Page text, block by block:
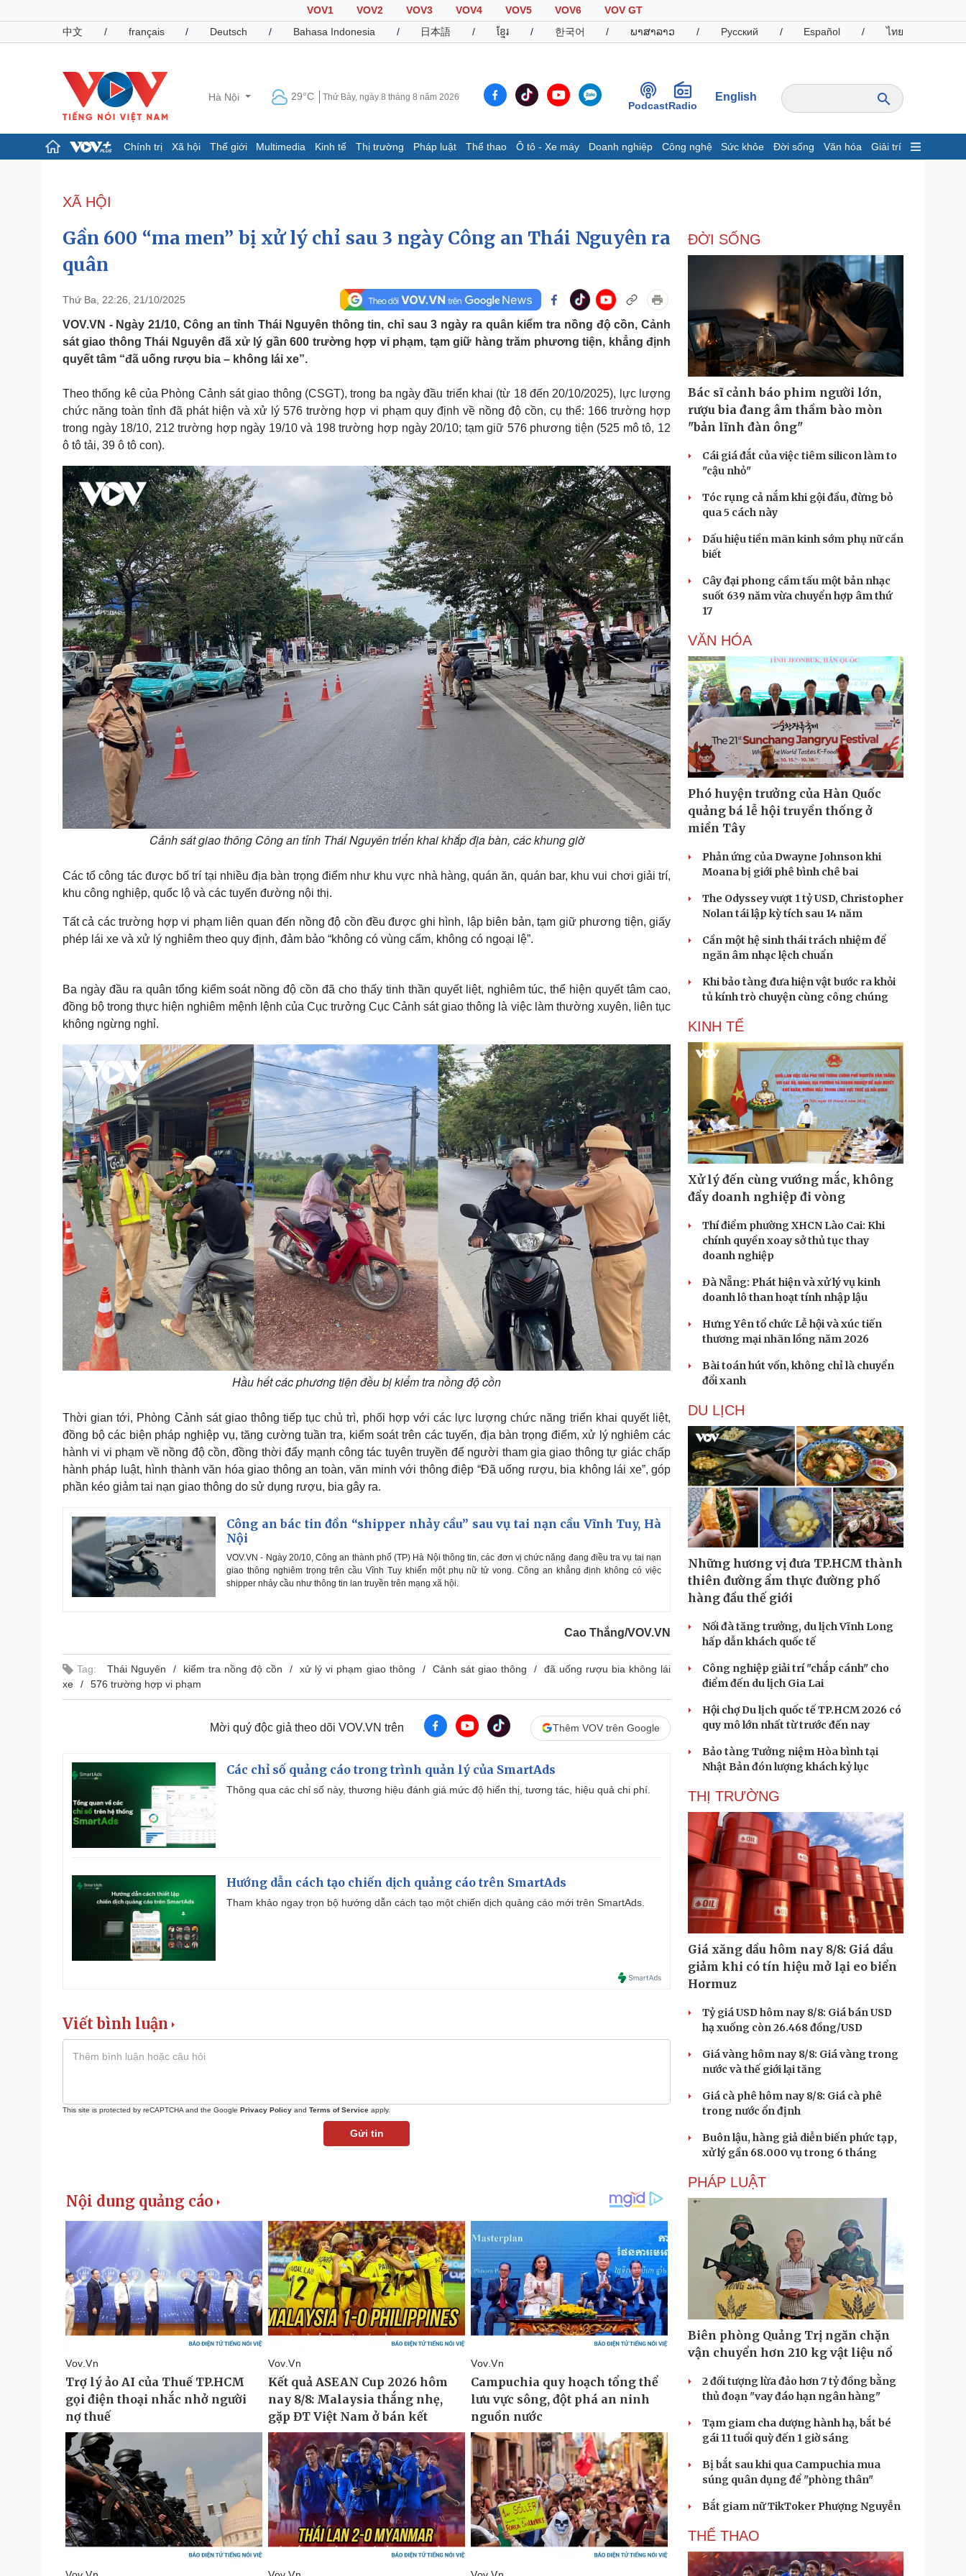
VOV1 VOV2 VOV3 VOV4 VOV5 VOV6
VOV GT
中文
/ français / Deutsch / Bahasa Indonesia / 日本語 / ខ្មែរ / 한국어 / ພາສາລາວ / Русский / Español / ไทย
Hà Nội 29°C Thứ Bảy, ngày 8 tháng 8 năm 2026
PodcastRadio
English
Chính trị Xã hội Thế giới Multimedia Kinh tế Thị trường Pháp luật Thể thao Ô tô - Xe máy Doanh nghiệp Công nghệ Sức khỏe Đời sống Văn hóa Giải trí
Đảng
Tổ chức nhân sự
Quốc hội
Nhận diện sự thật
Dấu ấn VOV
Infographic
Giá cà phê
Pháp luật
Tin nóng
Tư vấn luật
Việt Nam
Phân tích
Thể thao
Lịch thi đấu bóng đá
Thế giới thể thao
Ô tô - Xe máy
Xe máy
Tư vấn
Doanh nghiệp
Thông tin doanh nghiệp
Doanh nghiệp 24h
Doanh nhân
Vì cộng đồng
Công nghệ
Sành điệu
Tin Công nghệ
Trải nghiệm
Chuyển đổi số
Sức khỏe
Dinh dưỡng - món ngon
Cây thuốc
Sản phụ khoa
Nhi khoa
Nam khoa
Làm đẹp - giảm cân
Phòng mạch online
Ăn sạch sống khỏe
Đời sống
Nhà đẹp
Blog
Văn hóa
Sân khấu - Điện ảnh
Văn học
Di sản
Giải trí
Nghệ sĩ
Thời trang
Du lịch
Tư vấn
Săn Tour
Podcast
Đọc truyện đêm khuya
Cửa sổ tình yêu
Kể chuyện cho bé
Cải chính
XÃ HỘI
Gần 600 “ma men” bị xử lý chỉ sau 3 ngày Công an Thái Nguyên ra
quân
Thứ Ba, 22:26, 21/10/2025
VOV.VN - Ngày 21/10, Công an tỉnh Thái Nguyên thông tin, chỉ sau 3 ngày ra quân kiểm tra nồng độ cồn, Cảnh
sát giao thông Thái Nguyên đã xử lý gần 600 trường hợp vi phạm, tạm giữ hàng trăm phương tiện, khẳng định
quyết tâm “đã uống rượu bia – không lái xe”.
Theo thống kê của Phòng Cảnh sát giao thông (CSGT), trong ba ngày đầu triển khai (từ 18 đến 20/10/2025), lực lượng
chức năng toàn tỉnh đã phát hiện và xử lý 576 trường hợp vi phạm quy định về nồng độ cồn, cụ thể: 166 trường hợp
trong ngày 18/10, 212 trường hợp ngày 19/10 và 198 trường hợp ngày 20/10; tạm giữ 576 phương tiện (525 mô tô, 12
ô tô tải, 39 ô tô con).
Cảnh sát giao thông Công an tỉnh Thái Nguyên triển khai khắp địa bàn, các khung giờ
Các tổ công tác được bố trí tại nhiều địa bàn trọng điểm như khu vực nhà hàng, quán ăn, quán bar, khu vui chơi giải trí,
khu công nghiệp, quốc lộ và các tuyến đường nội thị.
Tất cả các trường hợp vi phạm liên quan đến nồng độ cồn đều được ghi hình, lập biên bản, tạm giữ phương tiện, giấy
phép lái xe và xử lý nghiêm theo quy định, đảm bảo “không có vùng cấm, không có ngoại lệ”.
Ba ngày đầu ra quân tổng kiểm soát nồng độ cồn đã cho thấy tinh thần quyết liệt, nghiêm túc, thể hiện quyết tâm cao,
đồng bộ trong thực hiện nghiêm mệnh lệnh của Cục trưởng Cục Cảnh sát giao thông là việc làm thường xuyên, liên tục
không ngừng nghỉ.
Hầu hết các phương tiện đều bị kiểm tra nồng độ cồn
Thời gian tới, Phòng Cảnh sát giao thông tiếp tục chủ trì, phối hợp với các lực lượng chức năng triển khai quyết liệt,
đồng bộ các biện pháp nghiệp vụ, tăng cường tuần tra, kiểm soát trên các tuyến, địa bàn trọng điểm, xử lý nghiêm các
hành vi vi phạm về nồng độ cồn, đồng thời đẩy mạnh công tác tuyên truyền để người tham gia giao thông tự giác chấp
hành pháp luật, hình thành văn hóa giao thông an toàn, văn minh với thông điệp “Đã uống rượu, bia không lái xe”, góp
phần kéo giảm tai nạn giao thông do sử dụng rượu, bia gây ra.
Công an bác tin đồn “shipper nhảy cầu” sau vụ tai nạn cầu Vĩnh Tuy, Hà
Nội
VOV.VN - Ngày 20/10, Công an thành phố (TP) Hà Nội thông tin, các đơn vị chức năng đang điều tra vụ tai nạn
giao thông nghiêm trọng trên cầu Vĩnh Tuy khiến một phụ nữ tử vong. Công an khẳng định không có việc
shipper nhảy cầu như thông tin lan truyền trên mạng xã hội.
Cao Thắng/VOV.VN
Tag: Thái Nguyên kiểm tra nồng độ cồn xử lý vi phạm giao thông Cảnh sát giao thông
đã uống rượu bia không lái
xe
576 trường hợp vi phạm
Mời quý độc giả theo dõi VOV.VN trên Thêm VOV trên Google
Các chỉ số quảng cáo trong trình quản lý của SmartAds
Thông qua các chỉ số này, thương hiệu đánh giá mức độ hiển thị, tương tác, hiệu quả chi phí.
Hướng dẫn cách tạo chiến dịch quảng cáo trên SmartAds
Tham khảo ngay trọn bộ hướng dẫn cách tạo một chiến dịch quảng cáo mới trên SmartAds.
Viết bình luận
This site is protected by reCAPTCHA and the Google Privacy Policy and Terms of Service apply.
Gửi tin
ĐỜI SỐNG
Bác sĩ cảnh báo phim người lớn,
rượu bia đang âm thầm bào mòn
"bản lĩnh đàn ông"
Cái giá đắt của việc tiêm silicon làm to
"cậu nhỏ"
Tóc rụng cả nắm khi gội đầu, đừng bỏ
qua 5 cách này
Dấu hiệu tiền mãn kinh sớm phụ nữ cần
biết
Cây đại phong cầm tấu một bản nhạc
suốt 639 năm vừa chuyển hợp âm thứ
17
VĂN HÓA
Phó huyện trưởng của Hàn Quốc
quảng bá lễ hội truyền thống ở
miền Tây
Phản ứng của Dwayne Johnson khi
Moana bị giới phê bình chê bai
The Odyssey vượt 1 tỷ USD, Christopher
Nolan tái lập kỳ tích sau 14 năm
Cần một hệ sinh thái trách nhiệm để
ngăn âm nhạc lệch chuẩn
Khi bảo tàng đưa hiện vật bước ra khỏi
tủ kính trò chuyện cùng công chúng
KINH TẾ
Xử lý đến cùng vướng mắc, không
đẩy doanh nghiệp đi vòng
Thí điểm phường XHCN Lào Cai: Khi
chính quyền xoay sở thủ tục thay
doanh nghiệp
Đà Nẵng: Phát hiện và xử lý vụ kinh
doanh lô than hoạt tính nhập lậu
Hưng Yên tổ chức Lễ hội và xúc tiến
thương mại nhãn lồng năm 2026
Bài toán hút vốn, không chỉ là chuyển
đổi xanh
DU LỊCH
Những hương vị đưa TP.HCM thành
thiên đường ẩm thực đường phố
hàng đầu thế giới
Nối đà tăng trưởng, du lịch Vĩnh Long
hấp dẫn khách quốc tế
Công nghiệp giải trí "chắp cánh" cho
điểm đến du lịch Gia Lai
Hội chợ Du lịch quốc tế TP.HCM 2026 có
quy mô lớn nhất từ trước đến nay
Bảo tàng Tưởng niệm Hòa bình tại
Nhật Bản đón lượng khách kỷ lục
THỊ TRƯỜNG
Giá xăng dầu hôm nay 8/8: Giá dầu
giảm khi có tín hiệu mở lại eo biển
Hormuz
Tỷ giá USD hôm nay 8/8: Giá bán USD
hạ xuống còn 26.468 đồng/USD
Giá vàng hôm nay 8/8: Giá vàng trong
nước và thế giới lại tăng
Giá cà phê hôm nay 8/8: Giá cà phê
trong nước ổn định
Buôn lậu, hàng giả diễn biến phức tạp,
xử lý gần 68.000 vụ trong 6 tháng
PHÁP LUẬT
Biên phòng Quảng Trị ngăn chặn
vận chuyển hơn 210 kg vật liệu nổ
2 đối tượng lừa đảo hơn 7 tỷ đồng bằng
thủ đoạn "vay đáo hạn ngân hàng"
Tạm giam cha dượng hành hạ, bắt bé
gái 11 tuổi quỳ đến 1 giờ sáng
Bị bắt sau khi qua Campuchia mua
súng quân dụng để "phòng thân"
Bắt giam nữ TikToker Phượng Nguyễn
THỂ THAO